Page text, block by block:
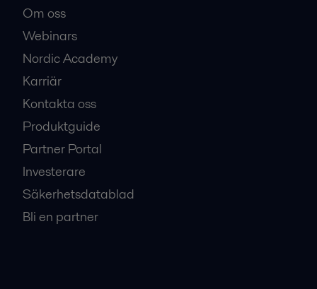
Om oss
Webinars
Nordic Academy
Karriär
Kontakta oss
Produktguide
Partner Portal
Investerare
Säkerhetsdatablad
Bli en partner